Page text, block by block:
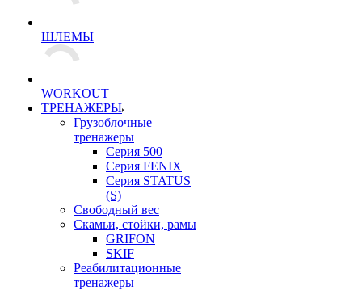
ШЛЕМЫ
WORKOUT
ТРЕНАЖЕРЫ
Грузоблочные
тренажеры
Серия 500
Серия FENIX
Серия STATUS
(S)
Свободный вес
Скамьи, стойки, рамы
GRIFON
SKIF
Реабилитационные
тренажеры